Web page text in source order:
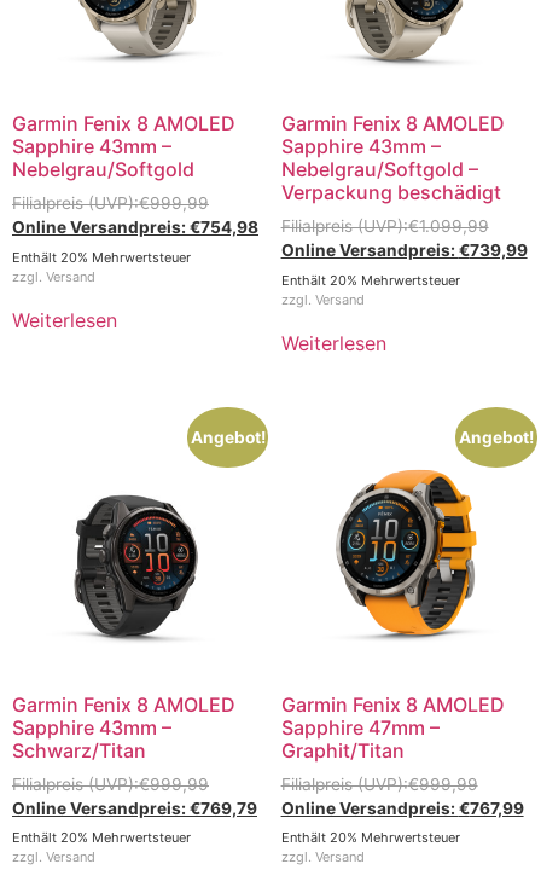
Garmin Fenix 8 AMOLED
Sapphire 43mm –
Nebelgrau/Softgold
€999,99
€754,98
Enthält 20% Mehrwertsteuer
zzgl. Versand
Weiterlesen
Garmin Fenix 8 AMOLED
Sapphire 43mm –
Nebelgrau/Softgold –
Verpackung beschädigt
€1.099,99
€739,99
Enthält 20% Mehrwertsteuer
zzgl. Versand
Weiterlesen
Angebot!
Garmin Fenix 8 AMOLED
Sapphire 43mm –
Schwarz/Titan
€999,99
€769,79
Enthält 20% Mehrwertsteuer
zzgl. Versand
Angebot!
Garmin Fenix 8 AMOLED
Sapphire 47mm –
Graphit/Titan
€999,99
€767,99
Enthält 20% Mehrwertsteuer
zzgl. Versand